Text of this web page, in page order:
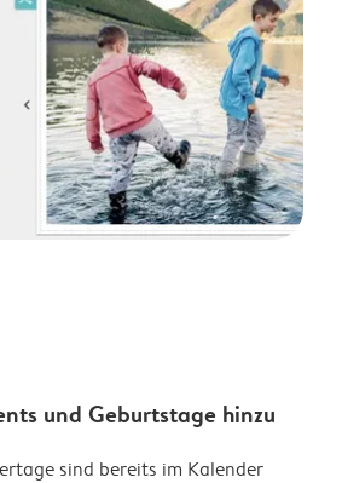
und Geburtstage hinzu
sind bereits im Kalender